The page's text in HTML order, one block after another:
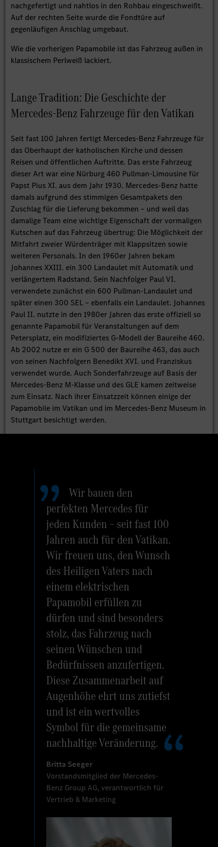
nachgefertigt und nahtlos in den Rohbau eingeschweißt.
Auf der rechten Seite wurde die Fondtüre auf
gegenläufigen Anschlag umgebaut.
Wie die vorherigen Papamobile ist das Fahrzeug außen in
klassischem Perlweiß lackiert.
Lange Tradition: Die Geschichte der
Mercedes-Benz Fahrzeuge für den Vatikan
Seit fast 100 Jahren fertigt Mercedes-Benz Fahrzeuge für
das Oberhaupt der katholischen Kirche und dessen
Reisen und öffentlichen Auftritte. Das erste Fahrzeug
dieser Art war eine Nürburg 460 Pullman-Limousine für
Papst Pius XI. aus dem Jahr 1930. Mercedes-Benz hatte
damals aufgrund des stimmigen Gesamtpakets den
Zuschlag für die Lieferung bekommen – und weil das
damalige Team eine wichtige Eigenschaft der vormaligen
Kutschen auf das Fahrzeug übertrug: Die Möglichkeit der
Mitfahrt zweier Würdenträger mit Klappsitzen sowie
weiteren Personals. In den 1960er Jahren bekam
Johannes XXIII. ein 300 Landaulet mit Automatik und
verlängertem Radstand. Sein Nachfolger Paul VI.
verwendete zunächst ein 600 Pullman-Landaulet und
später einen 300 SEL – ebenfalls ein Landaulet. Johannes
Paul II. nutzte in den 1980er Jahren das erste offiziell so
genannte Papamobil für Veranstaltungen auf dem
Petersplatz, ein modifiziertes G-Modell der Baureihe 460.
Ab 2002 nutze er ein G 500 der Baureihe 463, das auch
von seinen Nachfolgern Benedikt XVI. und Franziskus
verwendet wurde. Auch Sonderfahrzeuge auf Basis der
Mercedes-Benz M-Klasse und des GLE kamen zeitweise
zum Einsatz. Nach ihrer Einsatzzeit können einige der
Papamobile im Vatikan und im Mercedes-Benz Museum in
Stuttgart besichtigt werden.
Wir bauen den
perfekten Mercedes für
jeden Kunden – seit fast 100
Jahren auch für den Vatikan.
Wir freuen uns, den Wunsch
des Heiligen Vaters nach
einem elektrischen
Papamobil erfüllen zu
dürfen und sind besonders
stolz, das Fahrzeug nach
seinen Wünschen und
Bedürfnissen anzufertigen.
Diese Zusammenarbeit auf
Augenhöhe ehrt uns zutiefst
und ist ein wertvolles
Symbol für die gemeinsame
nachhaltige Veränderung.
Britta Seeger
Vorstandsmitglied der Mercedes-
Benz Group AG, verantwortlich für
Vertrieb & Marketing